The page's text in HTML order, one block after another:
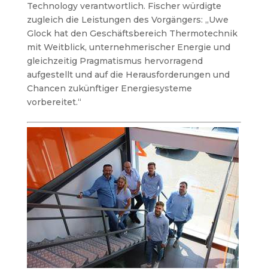
Technology verantwortlich. Fischer würdigte
zugleich die Leistungen des Vorgängers: „Uwe
Glock hat den Geschäftsbereich Thermotechnik
mit Weitblick, unternehmerischer Energie und
gleichzeitig Pragmatismus hervorragend
aufgestellt und auf die Herausforderungen und
Chancen zukünftiger Energiesysteme
vorbereitet.“